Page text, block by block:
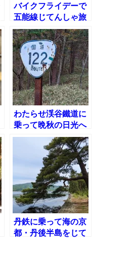
バイクフライデーで
五能線じてんしゃ旅
（3）男鹿半島 おが
潮風街道
わたらせ渓谷鐵道に
乗って晩秋の日光へ
サイクリング（2）
旧国道122号線で細
尾峠を越える
丹鉄に乗って海の京
都・丹後半島をじて